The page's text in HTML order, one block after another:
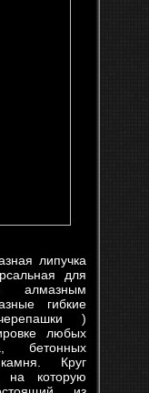
липучка
для
алмазным
гибкие
)
любых
бетонных
Круг
на которую